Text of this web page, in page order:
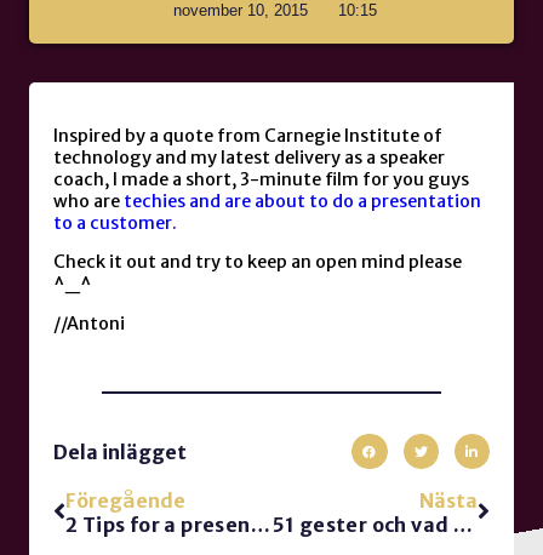
november 10, 2015 10:15
Inspired by a quote from Carnegie Institute of
technology and my latest delivery as a speaker
coach, I made a short, 3-minute film for you guys
who are techies and are about to do a presentation
to a customer.
Check it out and try to keep an open mind please
^_^
//Antoni
Dela inlägget
Föregående
2 Tips for a presenting techie
Nästa
51 gester och vad de signalerar